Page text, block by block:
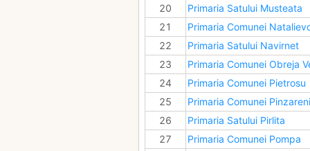
20
Primaria Satului Musteata
21
Primaria Comunei
22
Primaria Satului Navirnet
23
Primaria Comunei Obreja
24
Primaria Comunei Pietrosu
25
Primaria Comunei Pinzareni
26
Primaria Satului Pirlita
27
Primaria Comunei Pompa